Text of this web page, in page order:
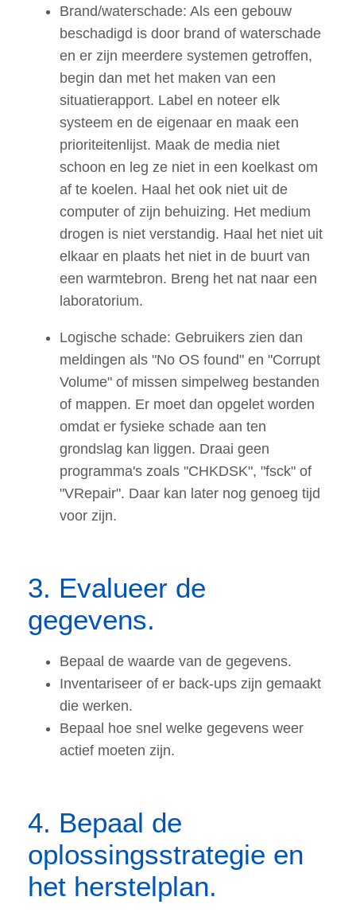
Brand/waterschade: Als een gebouw
beschadigd is door brand of waterschade
en er zijn meerdere systemen getroffen,
begin dan met het maken van een
situatierapport. Label en noteer elk
systeem en de eigenaar en maak een
prioriteitenlijst. Maak de media niet
schoon en leg ze niet in een koelkast om
af te koelen. Haal het ook niet uit de
computer of zijn behuizing. Het medium
drogen is niet verstandig. Haal het niet uit
elkaar en plaats het niet in de buurt van
een warmtebron. Breng het nat naar een
laboratorium.
Logische schade: Gebruikers zien dan
meldingen als "No OS found" en "Corrupt
Volume" of missen simpelweg bestanden
of mappen. Er moet dan opgelet worden
omdat er fysieke schade aan ten
grondslag kan liggen. Draai geen
programma's zoals "CHKDSK", "fsck" of
"VRepair". Daar kan later nog genoeg tijd
voor zijn.
3. Evalueer de
gegevens.
Bepaal de waarde van de gegevens.
Inventariseer of er back-ups zijn gemaakt
die werken.
Bepaal hoe snel welke gegevens weer
actief moeten zijn.
4. Bepaal de
oplossingsstrategie en
het herstelplan.